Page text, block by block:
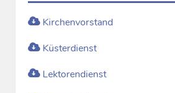
Kirchenvorstand
Küsterdienst
Lektorendienst